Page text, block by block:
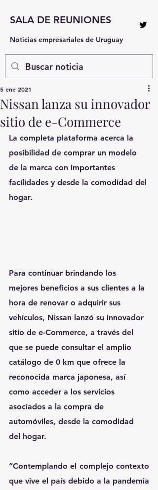
SALA DE REUNIONES
Noticias empresariales de Uruguay
Nissan lanza su innovador
sitio de e-Commerce
5 ene 2021
La completa plataforma acerca la
posibilidad de comprar un modelo
de la marca con importantes
facilidades y desde la comodidad del
hogar.
Para continuar brindando los
mejores beneficios a sus clientes a la
hora de renovar o adquirir sus
vehículos, Nissan lanzó su innovador
sitio de e-Commerce, a través del
que se puede consultar el amplio
catálogo de 0 km que ofrece la
reconocida marca japonesa, así
como acceder a los servicios
asociados a la compra de
automóviles, desde la comodidad
del hogar.
“Contemplando el complejo contexto
que vive el país debido a la pandemia